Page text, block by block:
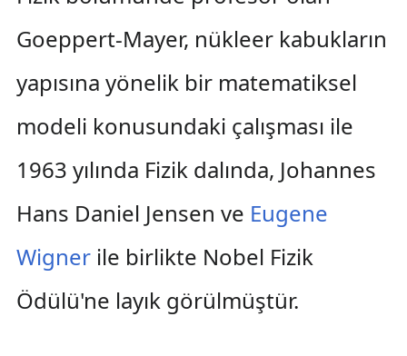
Goeppert-Mayer, nükleer kabukların
yapısına yönelik bir matematiksel
modeli konusundaki çalışması ile
1963 yılında Fizik dalında, Johannes
Hans Daniel Jensen ve Eugene
Wignerile birlikte Nobel Fizik
Ödülü'ne layık görülmüştür.